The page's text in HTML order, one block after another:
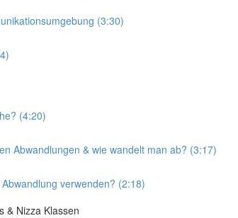
(3:30)
(4:20)
Abwandlungen & wie wandelt man ab? (3:17)
verwenden? (2:18)
& Nizza Klassen